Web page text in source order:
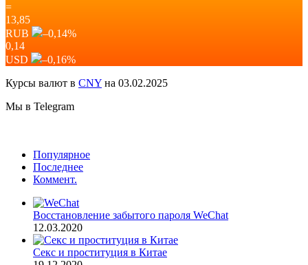
=
13,85
RUB
–0,14%
0,14
USD
–0,16%
Курсы валют в CNY на 03.02.2025
Мы в Telegram
Популярное
Последнее
Коммент.
Восстановление забытого пароля WeChat
12.03.2020
Секс и проституция в Китае